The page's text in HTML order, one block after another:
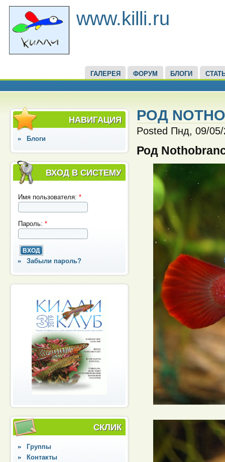
www.killi.ru
ГАЛЕРЕЯ ФОРУМ БЛОГИ
НАВИГАЦИЯ
Блоги
ВХОД В СИСТЕМУ
Имя пользователя: *
Пароль: *
Забыли пароль?
СКЛИК
Группы
Контакты
РОД
Posted Пнд, 09/
Род